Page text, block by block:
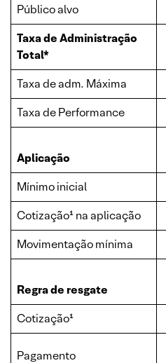
Público alvo
Taxa de Administração
Total*
Taxa de adm. Máxima
Taxa de Performance
Aplicação
Mínimo inicial
Cotização¹ na aplicação
Movimentação mínima
Regra de resgate
Cotização¹
Pagamento